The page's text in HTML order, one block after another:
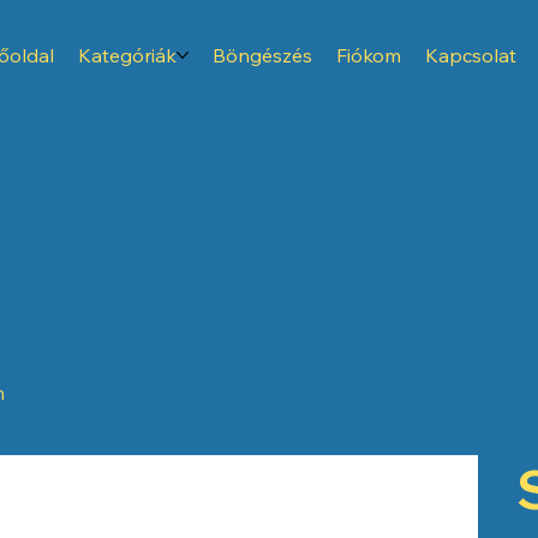
Kategóriák Böngészés Fiókom Kapcsolat